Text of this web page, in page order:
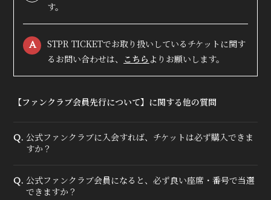
DISCOGRAPHY
True&Lip
ファンクラブ
す。
A
STPR TICKETでお取り扱いしているチケットに関す
るお問い合わせは、 こちら よりお願いします。
【ファンクラブ会員先行について】に関する他の質問
Q. 公式ファンクラブに入会すれば、チケットは必ず購入できま
すか？
Q. 公式ファンクラブ会員になると、必ず良い座席・番号で当選
できますか？